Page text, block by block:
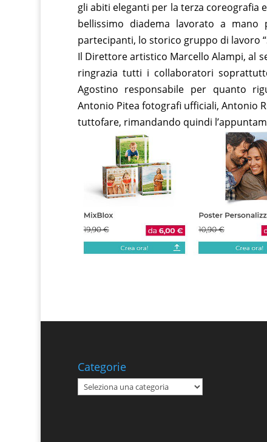
gli abiti eleganti per la terza coreografia
bellissimo diadema lavorato a
partecipanti, lo storico gruppo di lavoro
Il Direttore artistico Marcello Alampi, al
ringrazia tutti i collaboratori
Agostino responsabile per quanto
Antonio Pitea fotografi ufficiali, Antonio
tuttofare, rimandando quindi
Categorie
Categorie